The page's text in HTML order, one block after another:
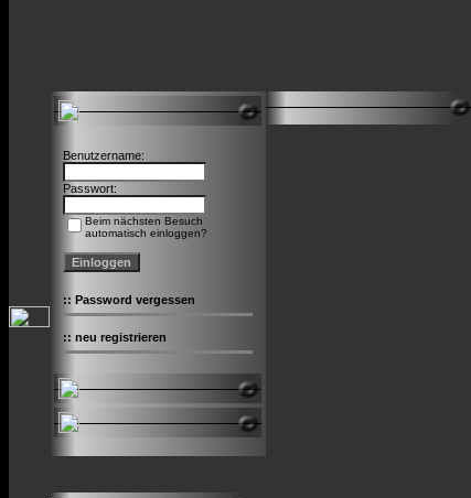
Benutzername:
Passwort:
Beim nächsten Besuch
automatisch einloggen?
:: Password vergessen
:: neu registrieren